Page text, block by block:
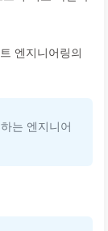
엔지니어링의
는 엔지니어